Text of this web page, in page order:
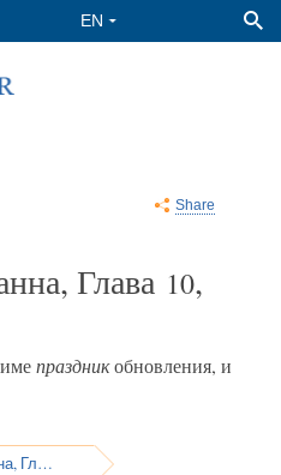
Share
Глава 10,
праздникобновления, и
Евангелие от Иоанна, Глава 10